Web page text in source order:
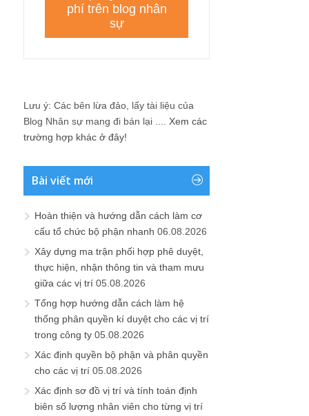
Lưu ý: Các bên lừa đảo, lấy tài liệu của
Blog Nhân sự mang đi bán lại .... Xem các
trường hợp khác ở đây!
Bài viết mới
Hoàn thiện và hướng dẫn cách làm cơ
cấu tổ chức bộ phận nhanh 06.08.2026
Xây dựng ma trận phối hợp phê duyệt,
thực hiện, nhận thông tin và tham mưu
giữa các vị trí 05.08.2026
Tổng hợp hướng dẫn cách làm hệ
thống phân quyền kí duyệt cho các vị trí
trong công ty 05.08.2026
Xác định quyền bộ phận và phân quyền
cho các vị trí 05.08.2026
Xác định sơ đồ vị trí và tính toán định
biên số lượng nhân viên cho từng vị trí